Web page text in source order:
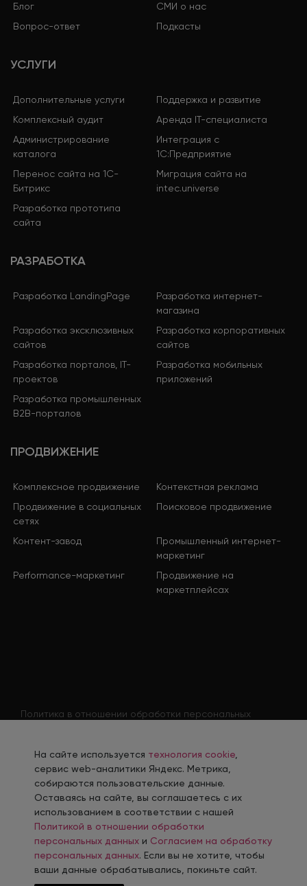
Блог
СМИ о нас
Вопрос-ответ
Подкасты
УСЛУГИ
Дополнительные услуги
Поддержка и развитие
Комплексный аудит
Аренда IT-специалиста
Администрирование
каталога
Интеграция с
1С:Предприятие
Перенос сайта на 1С-
Битрикс
Миграция сайта на
intec.universe
Разработка прототипа
сайта
РАЗРАБОТКА
Разработка LandingPage
Разработка интернет-
магазина
Разработка эксклюзивных
сайтов
Разработка корпоративных
сайтов
Разработка порталов, IT-
проектов
Разработка мобильных
приложений
Разработка промышленных
B2B-порталов
ПРОДВИЖЕНИЕ
Комплексное продвижение
Контекстная реклама
Продвижение в социальных
сетях
Поисковое продвижение
Контент-завод
Промышленный интернет-
маркетинг
Performance-маркетинг
Продвижение на
маркетплейсах
Политика в отношении обработки персональных
Согласие на обработку персональных данных
соискателя
Политика использования файлов cookie
Согласие на получение рекламной рассылки
Разработка, сопровождение и продвижение сайтов в г. Челябинск
На сайте используется технология cookie
сервис web-аналитики Яндекс. Метрика,
собираются пользовательские данные.
Оставаясь на сайте, вы соглашаетесь с их
использованием в соответствии с нашей
Политикой в отношении обработки
персональных данных и Согласием на обработку
персональных данных. Если вы не хотите, чтобы
ваши данные обрабатывались, покиньте сайт.